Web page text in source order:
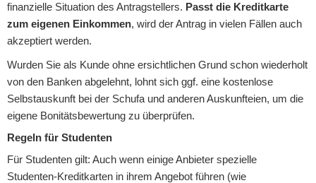
finanzielle Situation des Antragstellers. Passt die Kreditkarte
zum eigenen Einkommen, wird der Antrag in vielen Fällen auch
akzeptiert werden.
Wurden Sie als Kunde ohne ersichtlichen Grund schon wiederholt
von den Banken abgelehnt, lohnt sich ggf. eine kostenlose
Selbstauskunft bei der Schufa und anderen Auskunfteien, um die
eigene Bonitätsbewertung zu überprüfen.
Regeln für Studenten
Für Studenten gilt: Auch wenn einige Anbieter spezielle
Studenten-Kreditkarten in ihrem Angebot führen (wie